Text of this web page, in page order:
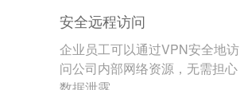
安全远程访问
企业员工可以通过VPN安全地访
问公司内部网络资源，无需担心